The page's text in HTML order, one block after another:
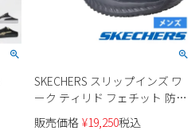
SKECHERS スリップインズ ワ
ーク ティリド フェチット 防滑
性 200206WJ
販売価格 ¥19,250税込